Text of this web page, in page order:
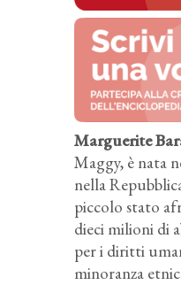
Marguerite
Maggy, è nata
nella
piccolo stato
dieci milioni di
per i diritti
minoranza